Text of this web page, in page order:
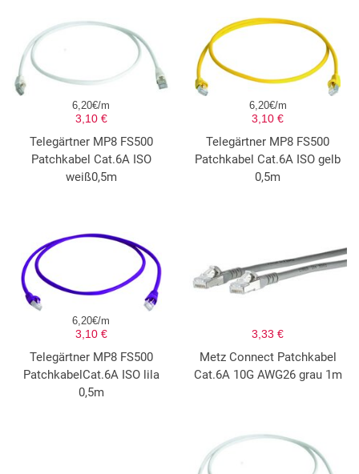
6,20€/m
3,10 €
Telegärtner MP8 FS500
Patchkabel Cat.6A ISO
weiß0,5m
6,20€/m
3,10 €
Telegärtner MP8 FS500
Patchkabel Cat.6A ISO gelb
0,5m
6,20€/m
3,10 €
Telegärtner MP8 FS500
PatchkabelCat.6A ISO lila
0,5m
3,33 €
Metz Connect Patchkabel
Cat.6A 10G AWG26 grau 1m